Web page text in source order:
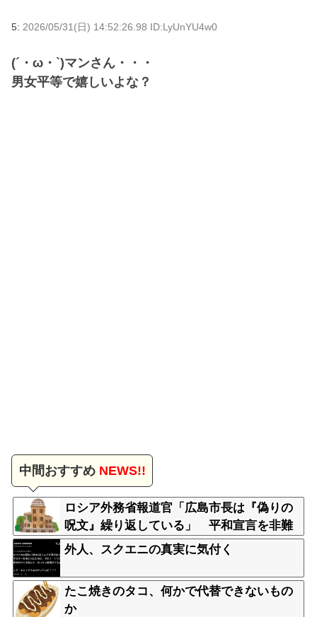
5: 2026/05/31(日) 14:52:26.98 ID:LyUnYU4w0
(´・ω・`)マンさん・・・
男女平等で嬉しいよな？
中間おすすめNEWS!!
ロシア外務省報道官「広島市長は『偽りの
呪文』繰り返している」 平和宣言を非難
外人、スクエニの真実に気付く
たこ焼きのタコ、何かで代替できないもの
か